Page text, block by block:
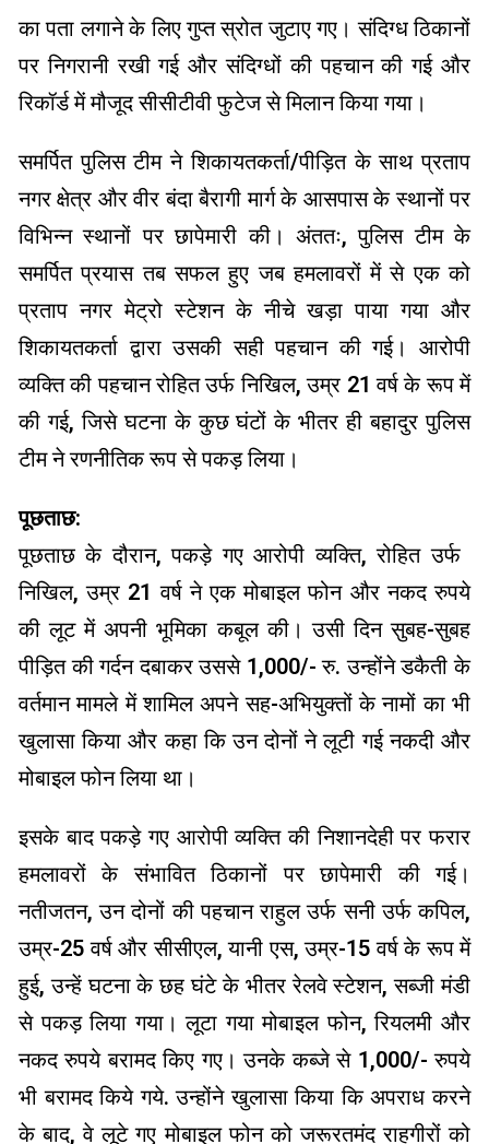
का पता लगाने के लिए गुप्त स्रोत जुटाए गए। संदिग्ध ठिकानों
पर निगरानी रखी गई और संदिग्धों की पहचान की गई और
रिकॉर्ड में मौजूद सीसीटीवी फुटेज से मिलान किया गया।
समर्पित पुलिस टीम ने शिकायतकर्ता/पीड़ित के साथ प्रताप
नगर क्षेत्र और वीर बंदा बैरागी मार्ग के आसपास के स्थानों पर
विभिन्न स्थानों पर छापेमारी की। अंततः, पुलिस टीम के
समर्पित प्रयास तब सफल हुए जब हमलावरों में से एक को
प्रताप नगर मेट्रो स्टेशन के नीचे खड़ा पाया गया और
शिकायतकर्ता द्वारा उसकी सही पहचान की गई। आरोपी
व्यक्ति की पहचान रोहित उर्फ ​​निखिल, उम्र 21 वर्ष के रूप में
की गई, जिसे घटना के कुछ घंटों के भीतर ही बहादुर पुलिस
टीम ने रणनीतिक रूप से पकड़ लिया।
पूछताछ:
पूछताछ के दौरान, पकड़े गए आरोपी व्यक्ति, रोहित उर्फ ​​
निखिल, उम्र 21 वर्ष ने एक मोबाइल फोन और नकद रुपये
की लूट में अपनी भूमिका कबूल की। उसी दिन सुबह-सुबह
पीड़ित की गर्दन दबाकर उससे 1,000/- रु. उन्होंने डकैती के
वर्तमान मामले में शामिल अपने सह-अभियुक्तों के नामों का भी
खुलासा किया और कहा कि उन दोनों ने लूटी गई नकदी और
मोबाइल फोन लिया था।
इसके बाद पकड़े गए आरोपी व्यक्ति की निशानदेही पर फरार
हमलावरों के संभावित ठिकानों पर छापेमारी की गई।
नतीजतन, उन दोनों की पहचान राहुल उर्फ ​​सनी उर्फ ​​कपिल,
उम्र-25 वर्ष और सीसीएल, यानी एस, उम्र-15 वर्ष के रूप में
हुई, उन्हें घटना के छह घंटे के भीतर रेलवे स्टेशन, सब्जी मंडी
से पकड़ लिया गया। लूटा गया मोबाइल फोन, रियलमी और
नकद रुपये बरामद किए गए। उनके कब्जे से 1,000/- रुपये
भी बरामद किये गये. उन्होंने खुलासा किया कि अपराध करने
के बाद, वे लूटे गए मोबाइल फोन को जरूरतमंद राहगीरों को